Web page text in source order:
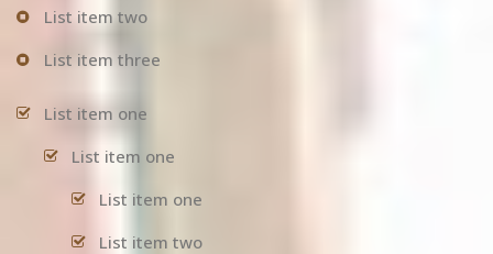
List item two
List item three
List item one
List item one
List item one
List item two